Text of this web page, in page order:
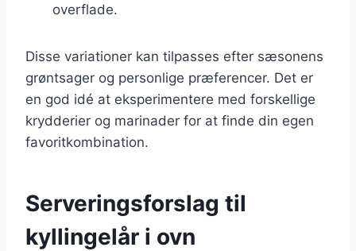
overflade.
Disse variationer kan tilpasses efter sæsonens
grøntsager og personlige præferencer. Det er
en god idé at eksperimentere med forskellige
krydderier og marinader for at finde din egen
favoritkombination.
Serveringsforslag til
kyllingelår i ovn